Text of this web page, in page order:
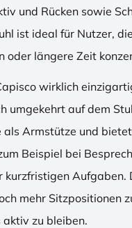
und Rücken sowie
ist ideal für Nutzer,
oder längere Zeit
wirklich
umgekehrt auf dem
als Armstütze und
Beispiel bei
kurzfristigen Aufgaben.
mehr Sitzpositionen
zu bleiben.